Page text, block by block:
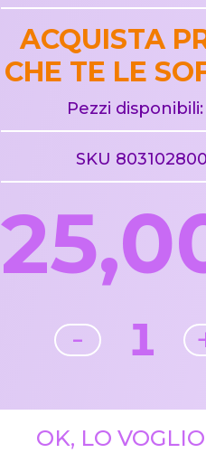
ACQUISTA
CHE TE LE
Pezzi disponibili:
SKU 803102800
- 1
OK, LO